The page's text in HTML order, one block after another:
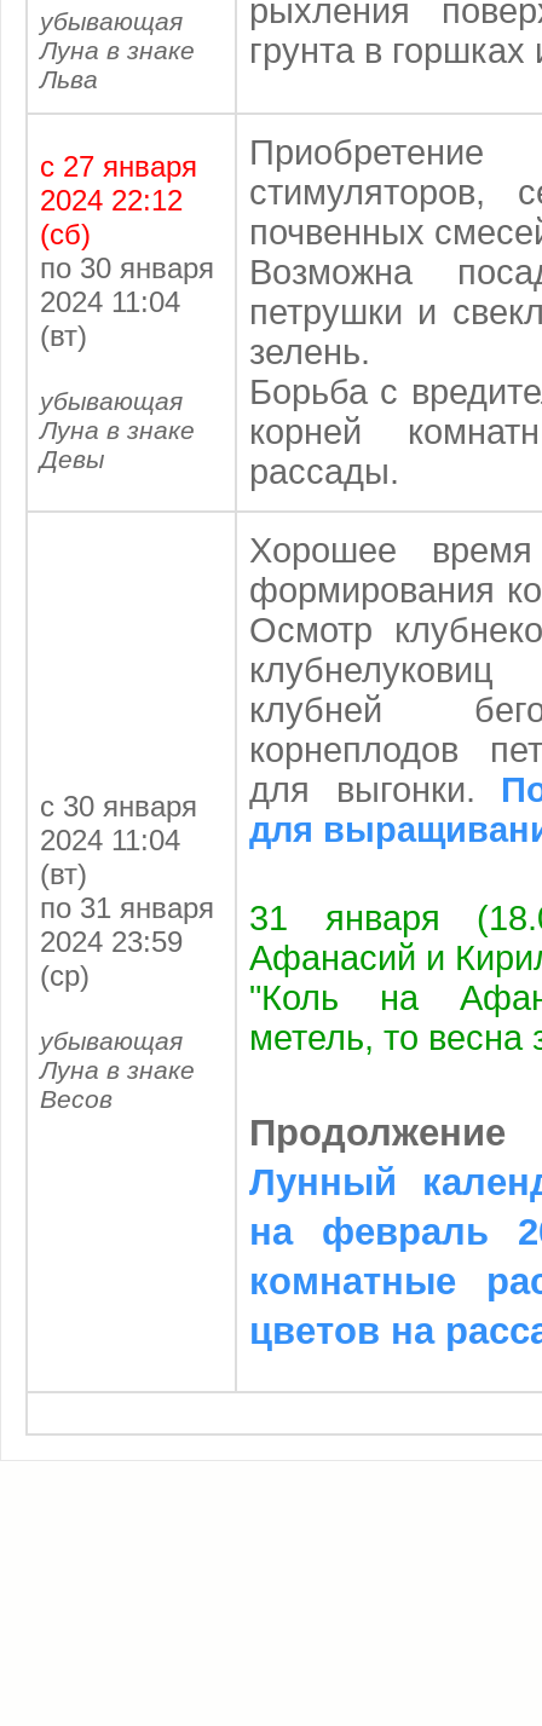
убывающая
Луна в знаке
Льва
рыхления
грунта в горшках
с 27 января
2024 22:12
(сб)
по 30 января
2024 11:04
(вт)
убывающая
Луна в знаке
Девы
стимуляторов,
почвенных
Возможна
петрушки и
зелень.
Борьба с
корней
рассады.
с 30 января
2024 11:04
(вт)
по 31 января
2024 23:59
(ср)
убывающая
Луна в знаке
Весов
Хорошее
формирования
Осмотр
клубней
корнеплодов
для выгонки.
для
31 января
Афанасий и
"Коль на
метель, то весна
Лунный
на февраль
комнатные
цветов на